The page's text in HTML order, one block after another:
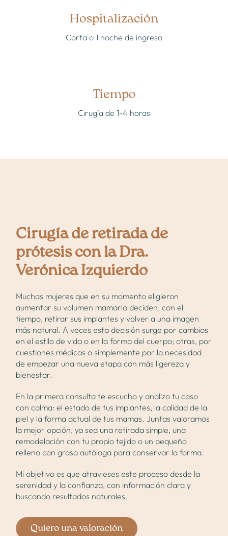
Quiero informarme
Tiempo
Cirugía de 1-4 horas
Hospitalización
Corta o 1 noche de ingreso
Cirugía de retirada de
prótesis con la Dra.
Verónica Izquierdo
Muchas mujeres que en su momento eligieron
aumentar su volumen mamario deciden, con el
tiempo, retirar sus implantes y volver a una imagen
más natural. A veces esta decisión surge por cambios
en el estilo de vida o en la forma del cuerpo; otras, por
cuestiones médicas o simplemente por la necesidad
de empezar una nueva etapa con más ligereza y
bienestar.
En la primera consulta te escucho y analizo tu caso
con calma: el estado de tus implantes, la calidad de la
piel y la forma actual de tus mamas. Juntas valoramos
la mejor opción, ya sea una retirada simple, una
remodelación con tu propio tejido o un pequeño
relleno con grasa autóloga para conservar la forma.
Mi objetivo es que atravieses este proceso desde la
serenidad y la confianza, con información clara y
buscando resultados naturales.
Quiero una valoración